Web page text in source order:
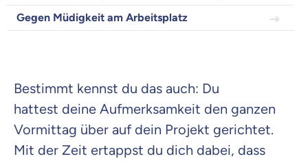
Gegen Müdigkeit am Arbeitsplatz
Bestimmt kennst du das auch: Du
hattest deine Aufmerksamkeit den ganzen
Vormittag über auf dein Projekt gerichtet.
Mit der Zeit ertappst du dich dabei, dass
Zahnzusatz
Versicherung